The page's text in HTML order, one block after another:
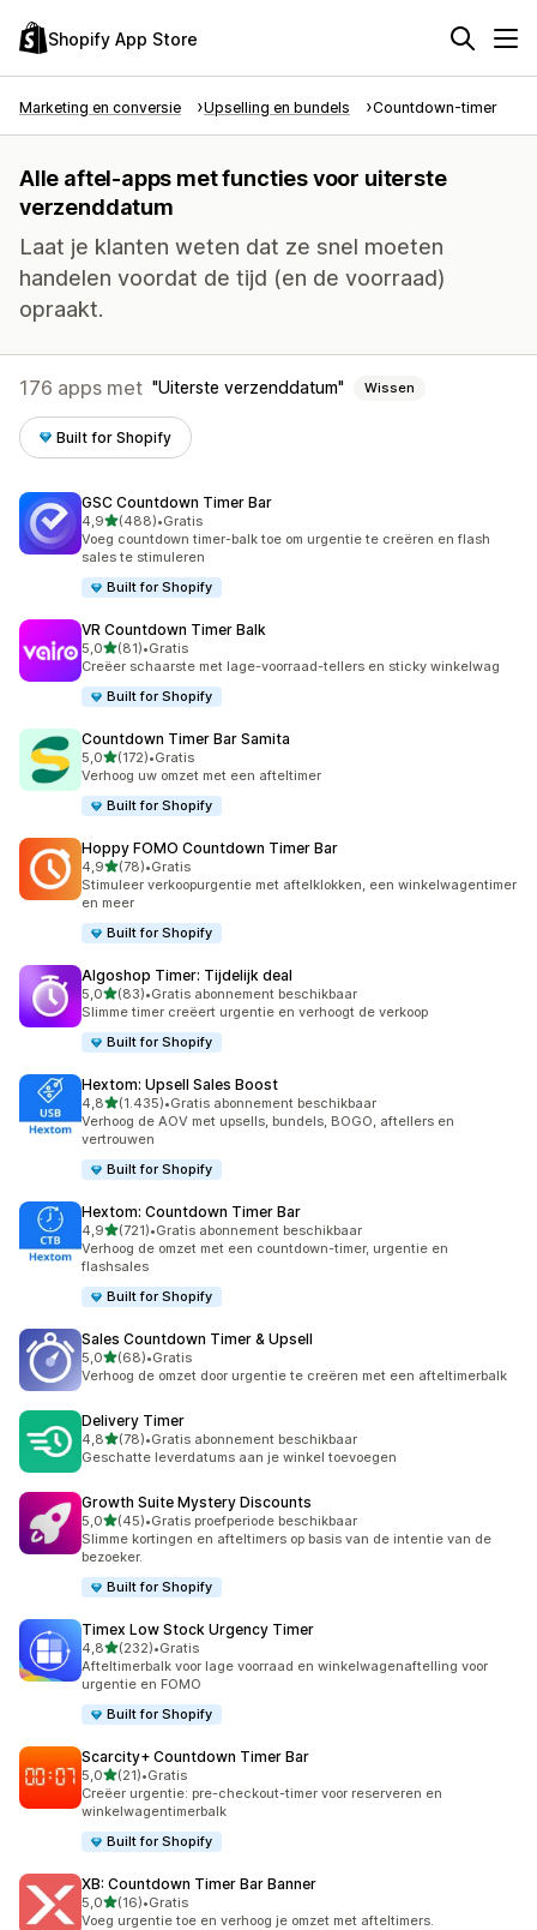
Shopify App Store
Marketing en conversie Upselling en bundels Countdown-timer
Alle aftel-apps met functies voor uiterste
verzenddatum
Laat je klanten weten dat ze snel moeten
handelen voordat de tijd (en de voorraad)
opraakt.
176 apps met Uiterste verzenddatum Wissen
Built for Shopify
GSC Countdown Timer Bar
4,9van 5 sterren
(488)
488 recensies in totaal
•Gratis
Voeg countdown timer-balk toe om urgentie te creëren en flash
sales te stimuleren
Built for Shopify
VR Countdown Timer Balk
5,0van 5 sterren
(81)
81 recensies in totaal
•Gratis
Creëer schaarste met lage-voorraad-tellers en sticky winkelwag
Built for Shopify
Countdown Timer Bar Samita
5,0van 5 sterren
(172)
172 recensies in totaal
•Gratis
Verhoog uw omzet met een afteltimer
Built for Shopify
Hoppy FOMO Countdown Timer Bar
4,9van 5 sterren
(78)
78 recensies in totaal
•Gratis
Stimuleer verkoopurgentie met aftelklokken, een winkelwagentimer
en meer
Built for Shopify
Algoshop Timer: Tijdelijk deal
5,0van 5 sterren
(83)
83 recensies in totaal
•Gratis abonnement beschikbaar
Slimme timer creëert urgentie en verhoogt de verkoop
Built for Shopify
Hextom: Upsell Sales Boost
4,8van 5 sterren
(1.435)
1435 recensies in totaal
•Gratis abonnement beschikbaar
Verhoog de AOV met upsells, bundels, BOGO, aftellers en
vertrouwen
Built for Shopify
Hextom: Countdown Timer Bar
4,9van 5 sterren
(721)
721 recensies in totaal
•Gratis abonnement beschikbaar
Verhoog de omzet met een countdown-timer, urgentie en
flashsales
Built for Shopify
Sales Countdown Timer & Upsell
5,0van 5 sterren
(68)
68 recensies in totaal
•Gratis
Verhoog de omzet door urgentie te creëren met een afteltimerbalk
Delivery Timer
4,8van 5 sterren
(78)
78 recensies in totaal
•Gratis abonnement beschikbaar
Geschatte leverdatums aan je winkel toevoegen
Growth Suite Mystery Discounts
5,0van 5 sterren
(45)
45 recensies in totaal
•Gratis proefperiode beschikbaar
Slimme kortingen en afteltimers op basis van de intentie van de
bezoeker.
Built for Shopify
Timex Low Stock Urgency Timer
4,8van 5 sterren
(232)
232 recensies in totaal
•Gratis
Afteltimerbalk voor lage voorraad en winkelwagenaftelling voor
urgentie en FOMO
Built for Shopify
Scarcity+ Countdown Timer Bar
5,0van 5 sterren
(21)
21 recensies in totaal
•Gratis
Creëer urgentie: pre-checkout-timer voor reserveren en
winkelwagentimerbalk
Built for Shopify
XB: Countdown Timer Bar Banner
5,0van 5 sterren
(16)
16 recensies in totaal
•Gratis
Voeg urgentie toe en verhoog je omzet met afteltimers.